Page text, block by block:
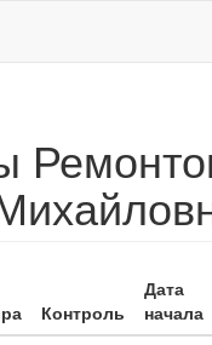
Контроль
Дата
начала